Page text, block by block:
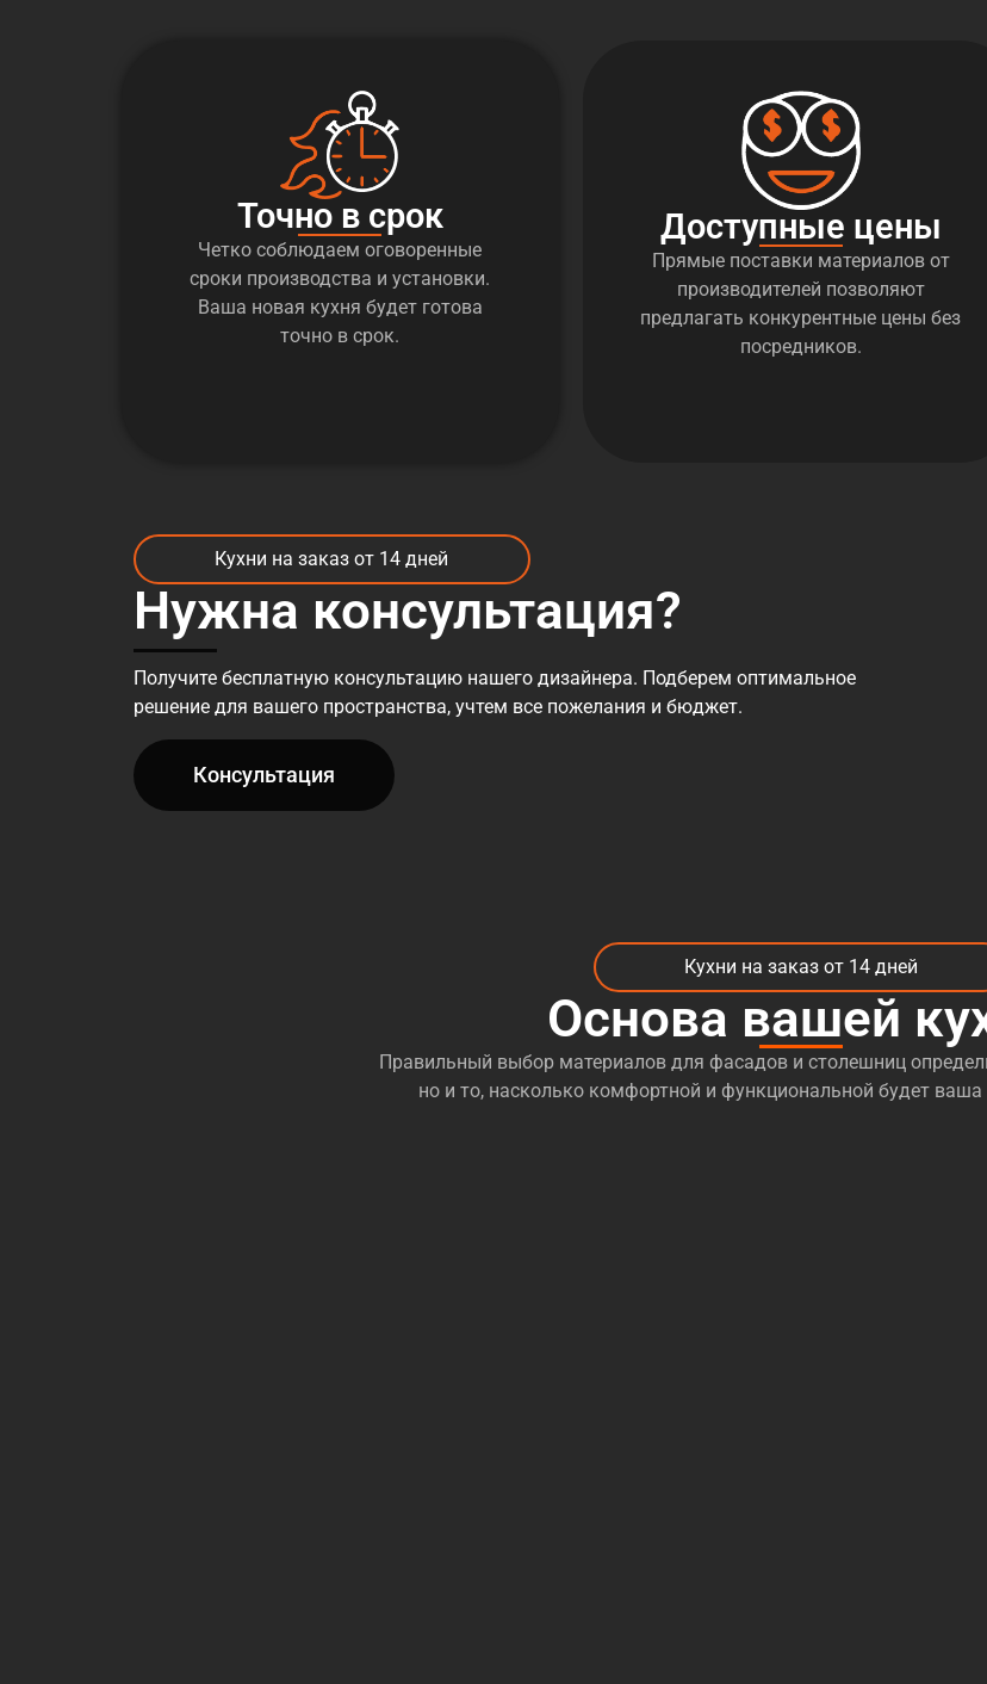
Точно в срок
Четко соблюдаем оговоренные
сроки производства и установки.
Ваша новая кухня будет готова
точно в срок.
Доступные цены
Прямые поставки материалов от
производителей позволяют
предлагать конкурентные цены без
посредников.
Кухни на заказ от 14 дней
Нужна консультация?
Получите бесплатную консультацию нашего дизайнера. Подберем оптимальное
решение для вашего пространства, учтем все пожелания и бюджет.
Консультация
Кухни на заказ от 14 дней
Основа вашей
Правильный выбор материалов для фасадов и столешниц
но и то, насколько комфортной и функциональной будет ваша